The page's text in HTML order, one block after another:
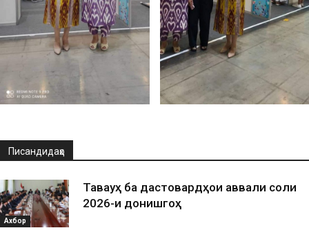
Писандидаҳо
Ахбор
Таваҷҷуҳ ба дастовардҳои аввали соли
2026-и донишгоҳ